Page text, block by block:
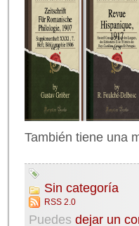
También tiene una
Sin categoría
RSS 2.0
Puedes dejar un